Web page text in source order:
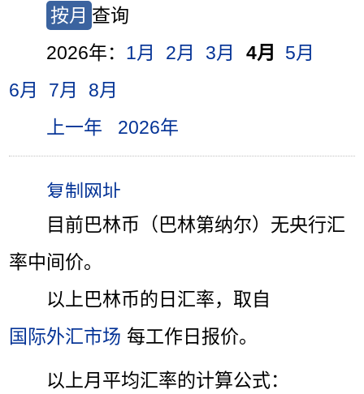
按月 查询
2026年： 1月 2月 3月 4月
5月
6月
7月
8月
上一年
2026年
目前巴林币（巴林第纳尔）无央行汇
率中间价。
以上巴林币的日汇率，取自
国际外汇市场 每工作日报价。
以上月平均汇率的计算公式：